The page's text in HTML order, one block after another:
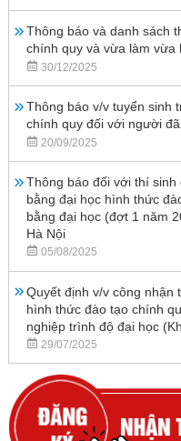
Thông báo và danh sách
chính quy và vừa làm
30/12/2025
Thông báo v/v tuyển sinh
chính quy đối với người
20/09/2025
Thông báo đối với thí
bằng đại học hình thức
bằng đại học (đợt 1 năm
Hà Nội
05/08/2025
Quyết định v/v công nhận
hình thức đào tạo chính
nghiệp trình độ đại học
29/07/2025